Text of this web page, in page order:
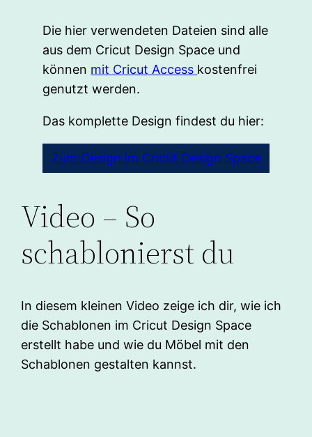
Die hier verwendeten Dateien sind alle
aus dem Cricut Design Space und
können mit Cricut Access kostenfrei
genutzt werden.
Das komplette Design findest du hier:
Zum Design im Cricut Design Space
Video – So
schablonierst du
In diesem kleinen Video zeige ich dir, wie ich
die Schablonen im Cricut Design Space
erstellt habe und wie du Möbel mit den
Schablonen gestalten kannst.